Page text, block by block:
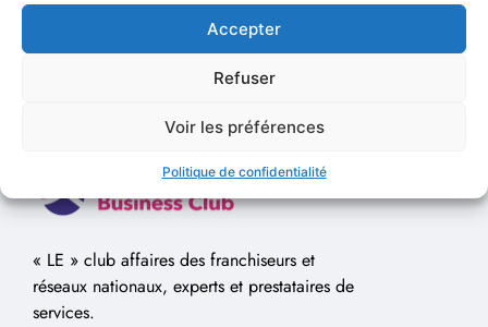
Accepter
Refuser
Voir les préférences
Politique de confidentialité
« LE » club affaires des franchiseurs et
réseaux nationaux, experts et prestataires de
services.